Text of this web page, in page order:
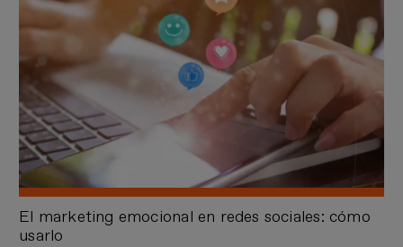
El marketing emocional en redes sociales: cómo
usarlo